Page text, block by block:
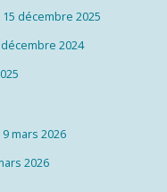
décembre 2025
2024
mars 2026
2026